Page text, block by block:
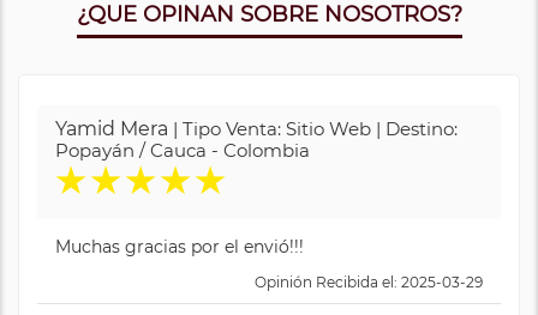
¿QUE OPINAN SOBRE NOSOTROS?
Yamid Mera | Tipo Venta: Sitio Web | Destino:
Popayán / Cauca - Colombia
★★★★★
Muchas gracias por el envió!!!
Opinión Recibida el: 2025-03-29